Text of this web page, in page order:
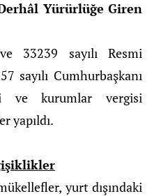
Yürürlüğe Giren
33239 sayılı Resmi
sayılı Cumhurbaşkanı
ve kurumlar vergisi
yapıldı.
yurt dışındaki